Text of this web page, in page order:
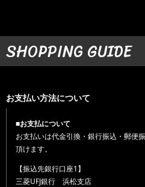
SHOPPING GUIDE
お支払い方法について
■お支払について
お支払いは代金引換・銀行振込・郵便
頂けます。
【振込先銀行口座1】
三菱UFJ銀行 浜松支店